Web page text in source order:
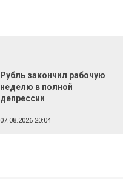
Рубль закончил рабочую
неделю в полной
депрессии
07.08.2026 20:04